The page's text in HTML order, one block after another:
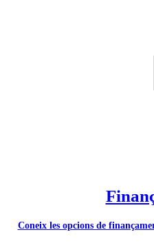
Coneix les opcions de